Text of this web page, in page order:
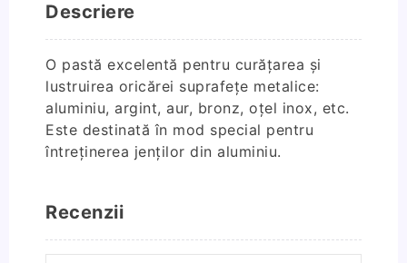
Descriere
O pastă excelentă pentru curăţarea și
lustruirea oricărei suprafeţe metalice:
aluminiu, argint, aur, bronz, oţel inox, etc.
Este destinată în mod special pentru
întreţinerea jenţilor din aluminiu.
Recenzii